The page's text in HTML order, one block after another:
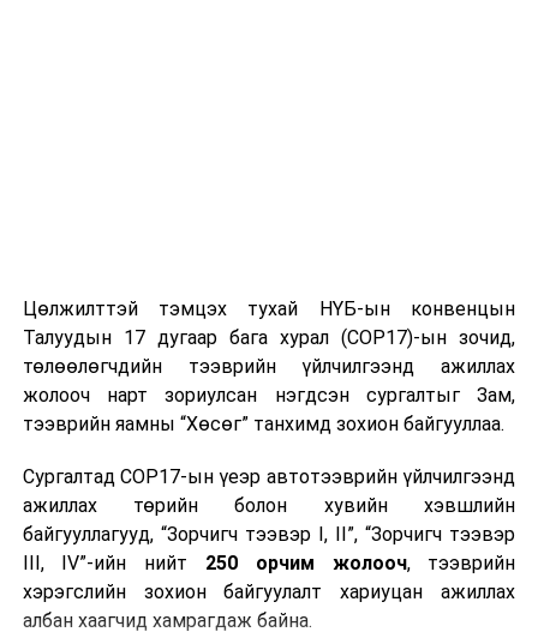
Цөлжилттэй тэмцэх тухай НҮБ-ын конвенцын
Талуудын 17 дугаар бага хурал (COP17)-ын зочид,
төлөөлөгчдийн тээврийн үйлчилгээнд ажиллах
жолооч нарт зориулсан нэгдсэн сургалтыг Зам,
тээврийн яамны “Хөсөг” танхимд зохион байгууллаа.
Сургалтад COP17-ын үеэр автотээврийн үйлчилгээнд
ажиллах төрийн болон хувийн хэвшлийн
байгууллагууд, “Зорчигч тээвэр I, II”, “Зорчигч тээвэр
III, IV”-ийн нийт 250 орчим жолооч, тээврийн
хэрэгслийн зохион байгуулалт хариуцан ажиллах
албан хаагчид хамрагдаж байна.